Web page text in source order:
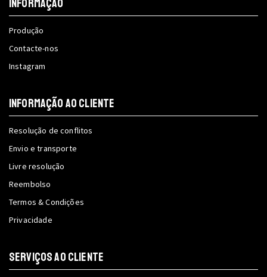
INFORMAÇÃO
Produção
Contacte-nos
Instagram
INFORMAÇÃO AO CLIENTE
Resolução de conflitos
Envio e transporte
Livre resolução
Reembolso
Termos & Condições
Privacidade
SERVIÇOS AO CLIENTE